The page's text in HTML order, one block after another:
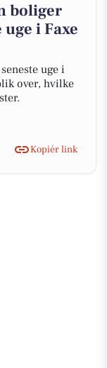
boliger
i Faxe
uge i
over, hvilke
Kopiér link